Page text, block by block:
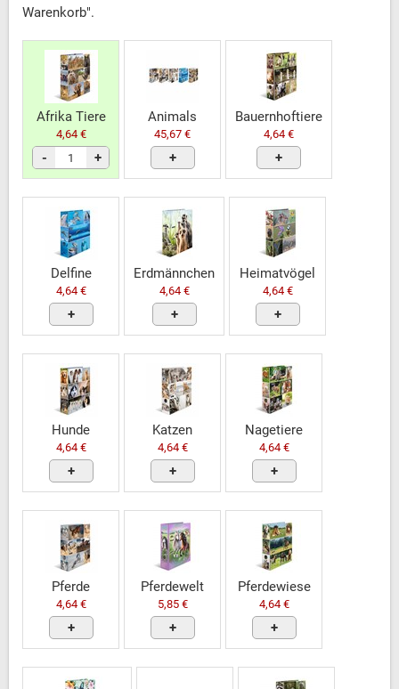
Warenkorb".
Afrika Tiere
4,64 €
- +
Animals
45,67 €
+
Bauernhoftiere
4,64 €
+
Delfine
4,64 €
+
Erdmännchen
4,64 €
+
Heimatvögel
4,64 €
+
Hunde
4,64 €
+
Katzen
4,64 €
+
Nagetiere
4,64 €
+
Pferde
4,64 €
+
Pferdewelt
5,85 €
+
Pferdewiese
4,64 €
+